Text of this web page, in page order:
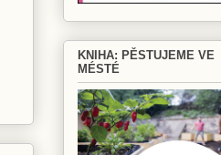
KNIHA: PĚSTUJEME VE
MÉSTÉ